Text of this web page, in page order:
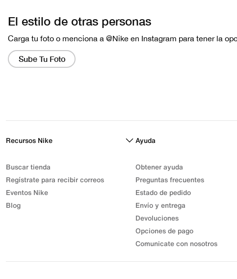
Recursos Nike
Buscar tienda
Regístrate para recibir correos
Eventos Nike
Blog
Ayuda
Obtener ayuda
Preguntas frecuentes
Estado de pedido
Envío y entrega
Devoluciones
Opciones de pago
Comunicate con nosotros